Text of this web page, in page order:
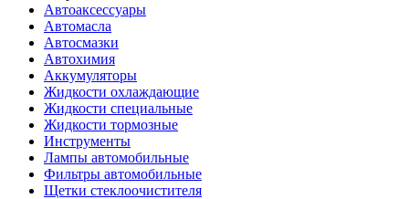
Автоаксессуары
Автомасла
Автосмазки
Автохимия
Аккумуляторы
Жидкости охлаждающие
Жидкости специальные
Жидкости тормозные
Инструменты
Лампы автомобильные
Фильтры автомобильные
Щетки стеклоочистителя